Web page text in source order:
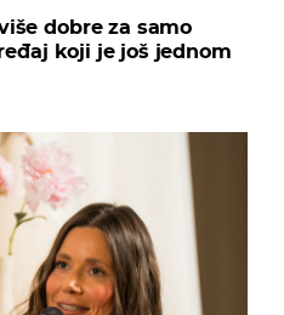
dobre za samo
koji je još jednom